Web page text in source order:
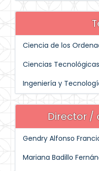
Ciencia de los
Ciencias Tecnológicas
Ingeniería y
Director /
Gendry Alfonso
Mariana Badillo